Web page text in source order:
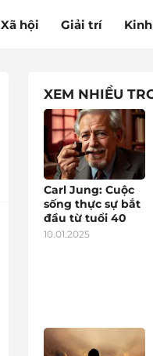
Xã hội Giải trí
XEM NHIỀU
Carl Jung: Cuộc
sống thực sự bắt
đầu từ tuổi 40
10.01.2025